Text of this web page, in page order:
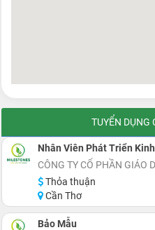
TUYỂN DỤNG
Nhân Viên Phát Triển
Thỏa thuận
Cần Thơ
Bảo Mẫu